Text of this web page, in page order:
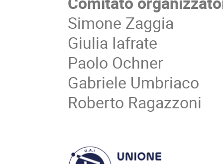
Simone Zaggia
Giulia Iafrate
Paolo Ochner
Gabriele Umbriaco
Roberto Ragazzoni